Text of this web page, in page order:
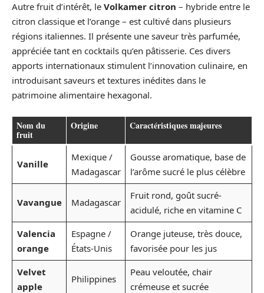
Autre fruit d’intérêt, le Volkamer citron – hybride entre le
citron classique et l’orange – est cultivé dans plusieurs
régions italiennes. Il présente une saveur très parfumée,
appréciée tant en cocktails qu’en pâtisserie. Ces divers
apports internationaux stimulent l’innovation culinaire, en
introduisant saveurs et textures inédites dans le
patrimoine alimentaire hexagonal.
Nom du
fruit
Origine Caractéristiques majeures
Vanille
Mexique /
Madagascar
Gousse aromatique, base de
l’arôme sucré le plus célèbre
Vavangue Madagascar
Fruit rond, goût sucré-
acidulé, riche en vitamine C
Valencia
orange
Espagne /
États-Unis
Orange juteuse, très douce,
favorisée pour les jus
Velvet
apple
Philippines
Peau veloutée, chair
crémeuse et sucrée